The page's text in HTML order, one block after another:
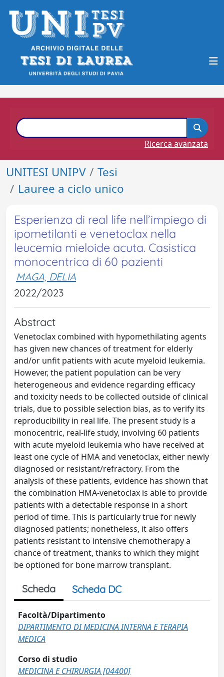
Ricerca avanzata
UNITESI UNIPV
Tesi
Lauree a ciclo unico
Esperienza di real life nell’impiego di
ipometilanti e venetoclax nella
leucemia mieloide acuta. Casistica
monocentrica di 60 pazienti
MAGA, DELIA
2022/2023
Abstract
Venetoclax combined with hypomethilating agents
has given new chances of treatment for elderly
and/or unfit patients with acute myeloid leukemia.
However, the patient population can be very
heterogeneous and evidence regarding efficacy
and toxicity needs to be collected outside of clinical
trials, due to possible selection bias, as to verify its
reproducibility in real life. The present study is a
monocentric, real-life study, involving 60 patients
with acute myeloid leukemia who have received at
least one cycle of HMA and venetoclax, either newly
diagnosed or resistant/refractory. From the
analysis of these patients, evidence has shown that
the combination HMA-venetoclax is able to provide
patients with a detectable response in a short
period of time. This is particularly true for newly
diagnosed patients; nonetheless, it also offers
patients resistant to intensive chemotherapy a
chance of treatment, thanks to which they might
be optioned for bone marrow transplant.
Scheda Scheda DC
Facoltà/Dipartimento
DIPARTIMENTO DI MEDICINA INTERNA E TERAPIA
MEDICA
Corso di studio
MEDICINA E CHIRURGIA [04400]